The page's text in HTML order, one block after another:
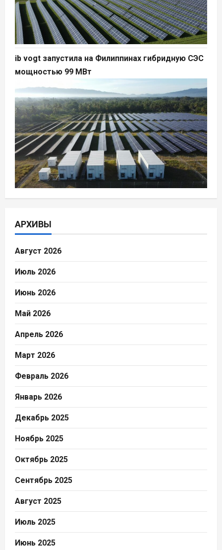
ib vogt запустила на Филиппинах гибридную СЭС
мощностью 99 МВт
АРХИВЫ
Август 2026
Июль 2026
Июнь 2026
Май 2026
Апрель 2026
Март 2026
Февраль 2026
Январь 2026
Декабрь 2025
Ноябрь 2025
Октябрь 2025
Сентябрь 2025
Август 2025
Июль 2025
Июнь 2025